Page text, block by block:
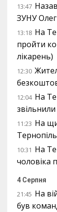
13:47
ЗУНУ
13:18 На
пройти
лікарень)
12:30
12:04 На
11:23 На
10:31 На
чоловіка
4 Серпня
21:45 На
був